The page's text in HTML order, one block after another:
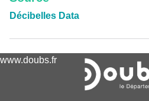
Décibelles Data
www.doubs.fr